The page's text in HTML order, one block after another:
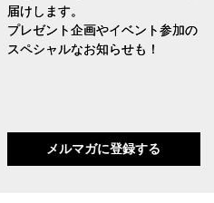
届けします。
プレゼント企画やイベント参加の
スペシャルなお知らせも！
メルマガに登録する